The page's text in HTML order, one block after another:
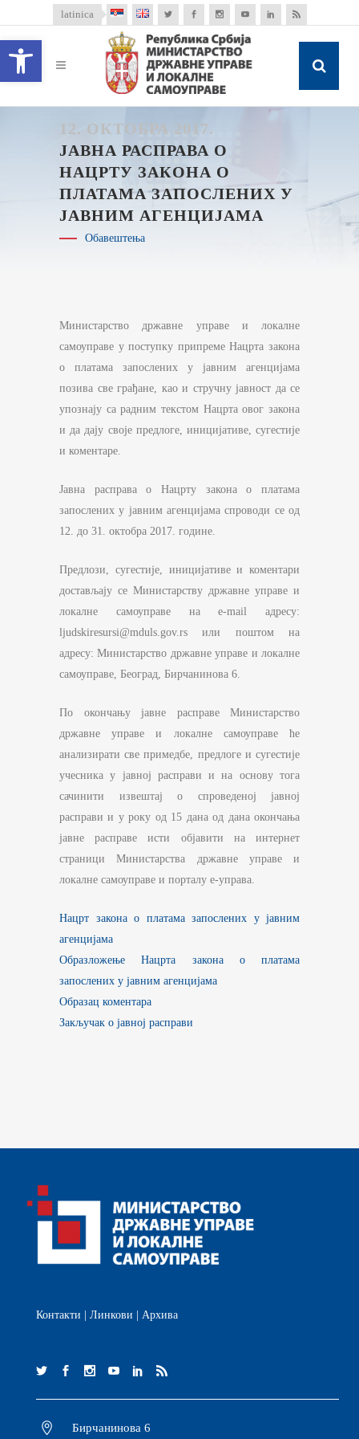
Open toolbar
latinica
12. ОКТОБРА 2017.
ЈАВНА РАСПРАВА О
НАЦРТУ ЗАКОНА О
ПЛАТАМА ЗАПОСЛЕНИХ У
ЈАВНИМ АГЕНЦИЈАМА
Обавештења
Министарство државне управе и локалне
самоуправе у поступку припреме Нацрта закона
о платама запослених у јавним агенцијама
позива све грађане, као и стручну јавност да се
упознају са радним текстом Нацрта овог закона
и да дају своје предлоге, иницијативе, сугестије
и коментаре.
Јавна расправа о Нацрту закона о платама
запослених у јавним агенцијама спроводи се од
12. до 31. октобра 2017. године.
Предлози, сугестије, иницијативе и коментари
достављају се Министарству државне управе и
локалне самоуправе на e-mail адресу:
ljudskiresursi@mduls.gov.rs или поштом на
адресу: Министарство државне управе и локалне
самоуправе, Београд, Бирчанинова 6.
По окончању јавне расправе Министарство
државне управе и локалне самоуправе ће
анализирати све примедбе, предлоге и сугестије
учесника у јавној расправи и на основу тога
сачинити извештај о спроведеној јавној
расправи и у року од 15 дана од дана окончања
јавне расправе исти објавити на интернет
страници Министарства државне управе и
локалне самоуправе и порталу е-управа.
Нацрт закона о платама запослених у јавним
агенцијама
Образложење Нацрта закона о платама
запослених у јавним агенцијама
Oбразац коментара
Закључак о јавној расправи
Контакти Линкови Архива
Бирчанинова 6